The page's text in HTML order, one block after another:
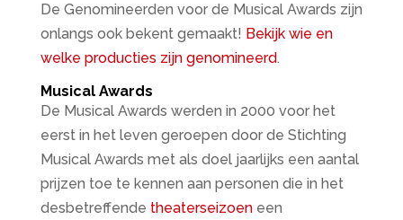
De Genomineerden voor de Musical Awards zijn
onlangs ook bekent gemaakt! Bekijk wie en
welke producties zijn genomineerd.
Musical Awards
De Musical Awards werden in 2000 voor het
eerst in het leven geroepen door de Stichting
Musical Awards met als doel jaarlijks een aantal
prijzen toe te kennen aan personen die in het
desbetreffende theaterseizoeneen